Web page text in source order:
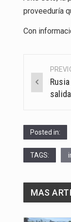
proveeduría
Con
Post
Posted in:
TAGS:
MAS